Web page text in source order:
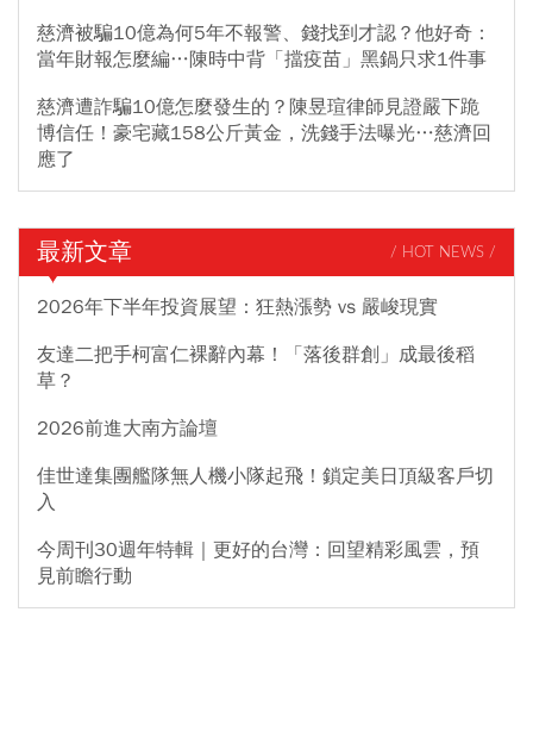
慈濟被騙10億為何5年不報警、錢找到才認？他好奇：
當年財報怎麼編…陳時中背「擋疫苗」黑鍋只求1件事
慈濟遭詐騙10億怎麼發生的？陳昱瑄律師見證嚴下跪
博信任！豪宅藏158公斤黃金，洗錢手法曝光…慈濟回
應了
最新文章 / HOT NEWS /
2026年下半年投資展望：狂熱漲勢 vs 嚴峻現實
友達二把手柯富仁裸辭內幕！「落後群創」成最後稻
草？
2026前進大南方論壇
佳世達集團艦隊無人機小隊起飛！鎖定美日頂級客戶切
入
今周刊30週年特輯｜更好的台灣：回望精彩風雲，預
見前瞻行動